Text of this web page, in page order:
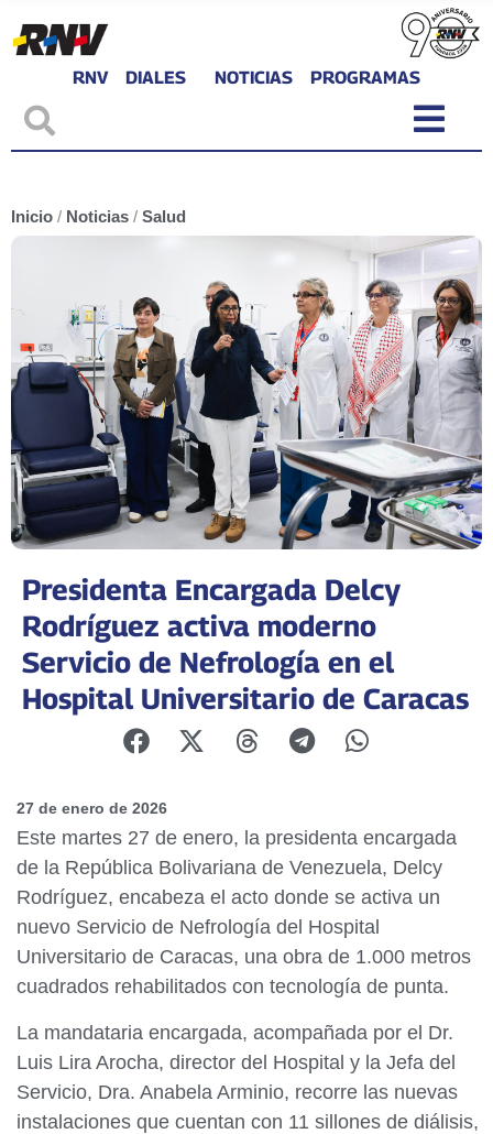
RNV DIALES NOTICIAS PROGRAMAS
Inicio / Noticias / Salud
Presidenta Encargada Delcy
Rodríguez activa moderno
Servicio de Nefrología en el
Hospital Universitario de Caracas
27 de enero de 2026
Este martes 27 de enero, la presidenta encargada
de la República Bolivariana de Venezuela, Delcy
Rodríguez, encabeza el acto donde se activa un
nuevo Servicio de Nefrología del Hospital
Universitario de Caracas, una obra de 1.000 metros
cuadrados rehabilitados con tecnología de punta.
La mandataria encargada, acompañada por el Dr.
Luis Lira Arocha, director del Hospital y la Jefa del
Servicio, Dra. Anabela Arminio, recorre las nuevas
instalaciones que cuentan con 11 sillones de diálisis,